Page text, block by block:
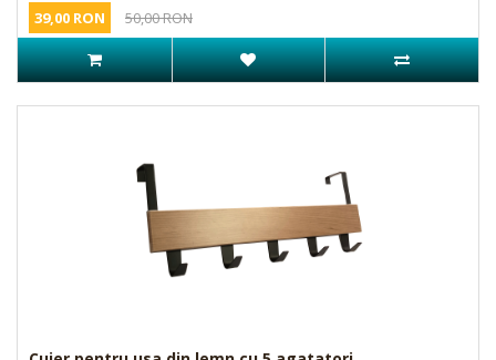
39,00 RON
50,00 RON